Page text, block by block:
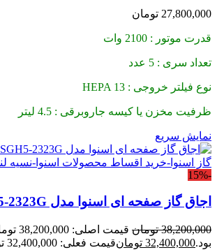
27,800,000 تومان
قدرت موتور : 2100 وات
تعداد سری : 5 عدد
نوع فیلتر خروجی : HEPA 13
ظرفیت مخزن یا کیسه جاروبرقی : 4.5 لیتر
نمایش سریع
-15%
اجاق گاز صفحه ای اسنوا مدل SGH5-2323G
38,200,000 تومان
قیمت اصلی:
بود.32,400,000 تومانقیمت فعلی: 32,400,000 تومان.